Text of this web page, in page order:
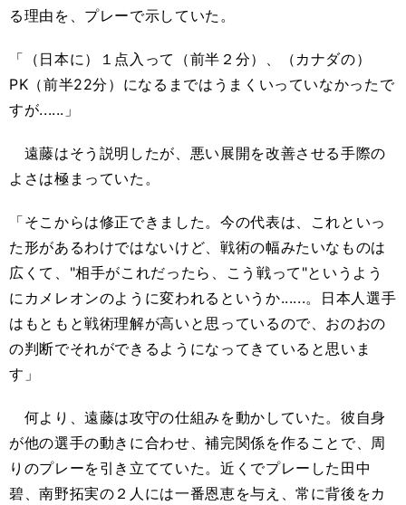
る理由を、プレーで示していた。
「（日本に）１点入って（前半２分）、（カナダの）
PK（前半22分）になるまではうまくいっていなかったで
すが......」
遠藤はそう説明したが、悪い展開を改善させる手際の
よさは極まっていた。
「そこからは修正できました。今の代表は、これといっ
た形があるわけではないけど、戦術の幅みたいなものは
広くて、"相手がこれだったら、こう戦って"というよう
にカメレオンのように変われるというか......。日本人選手
はもともと戦術理解が高いと思っているので、おのおの
の判断でそれができるようになってきていると思いま
す」
何より、遠藤は攻守の仕組みを動かしていた。彼自身
が他の選手の動きに合わせ、補完関係を作ることで、周
りのプレーを引き立てていた。近くでプレーした田中
碧、南野拓実の２人には一番恩恵を与え、常に背後をカ